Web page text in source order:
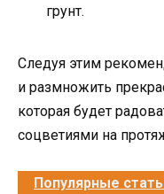
грунт.
Следуя этим
и размножить
которая будет
соцветиями на
Популярные